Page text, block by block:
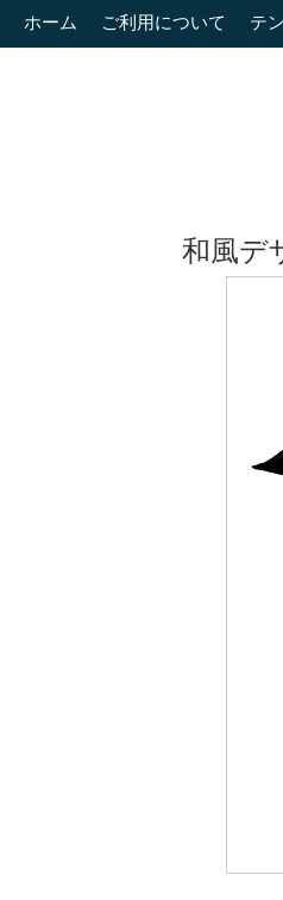
ホーム ご利用について テ
和風デ